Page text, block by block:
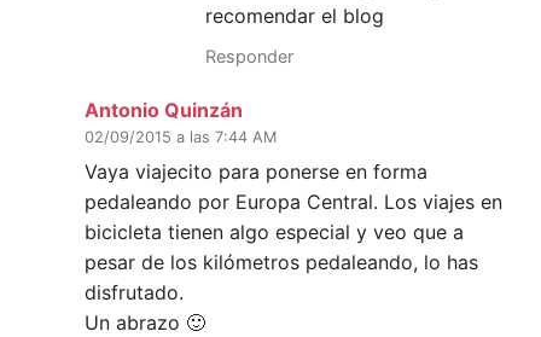
recomendar el blog
Responder
Antonio Quinzán
02/09/2015 a las 7:44 AM
Vaya viajecito para ponerse en forma
pedaleando por Europa Central. Los viajes en
bicicleta tienen algo especial y veo que a
pesar de los kilómetros pedaleando, lo has
disfrutado.
Un abrazo 🙂